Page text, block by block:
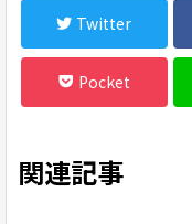
Twitter
Pocket
関連記事